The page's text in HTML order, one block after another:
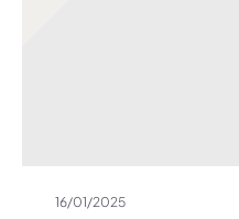
16/01/2025